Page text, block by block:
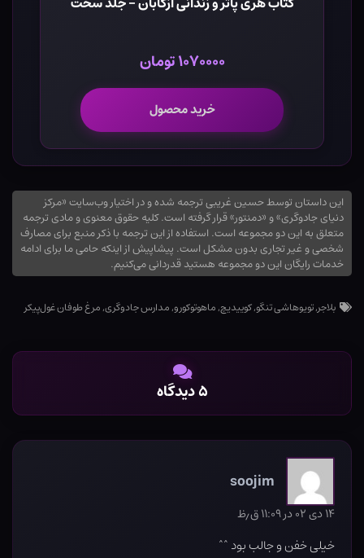
۱۰۷۰۰۰۰ تومان
خرید محصول
این داستان توسط حسین غریبی ترجمه شده و در اختیار وب‌سایت «مرکز
دنیای جادوگری» و «دمنتور» قرار گرفته است. کلیه حقوق معنوی و مادی ترجمه
متعلق به این دو مجموعه است. استفاده از این ترجمه با ذکر منبع برای مصارف
شخصی و غیر تجاری بدون مشکل است. پیشاپیش از اینکه حامی ما برای ادامه
خدمات رایگان این دو مجموعه هستید قدردانی می‌کنیم.
بلاجر,تویوهاشی تنگو,کوییدیچ,ماهوتوکورو,مدارس جادوگری,مرغ طوفان غول‌پیکر
۵ دیدگاه
soojim
۱۴ دی ۰۲ در ۱۱:۰۹ ق٫ظ
خیلی خفن و جالب بود ^^